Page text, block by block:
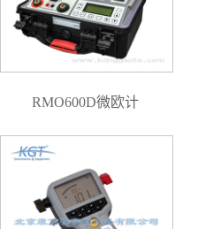
RMO600D微欧计